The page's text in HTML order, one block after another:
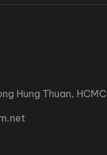
Hung Thuan, HCMC